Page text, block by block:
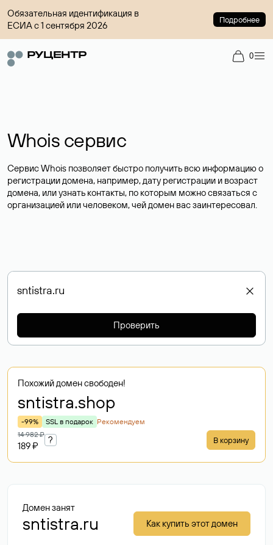
Обязательная идентификация в
ЕСИА с 1 сентября 2026
Подробнее
0
Whois сервис
Сервис Whois позволяет быстро получить всю информацию о
регистрации домена, например, дату регистрации и возраст
домена, или узнать контакты, по которым можно связаться с
организацией или человеком, чей домен вас заинтересовал.
Проверить
Похожий домен свободен!
sntistra.shop
-99% SSL в подарок Рекомендуем
14 982 ₽
189 ₽
? В корзину
Домен занят
sntistra.ru Как купить этот домен